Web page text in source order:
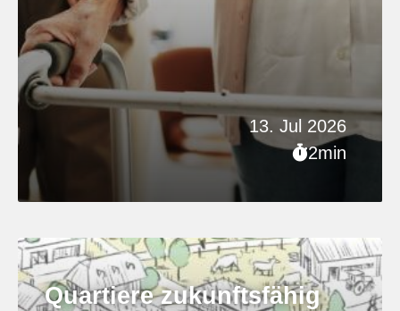
13. Jul 2026
2min
Quartiere zukunftsfähig